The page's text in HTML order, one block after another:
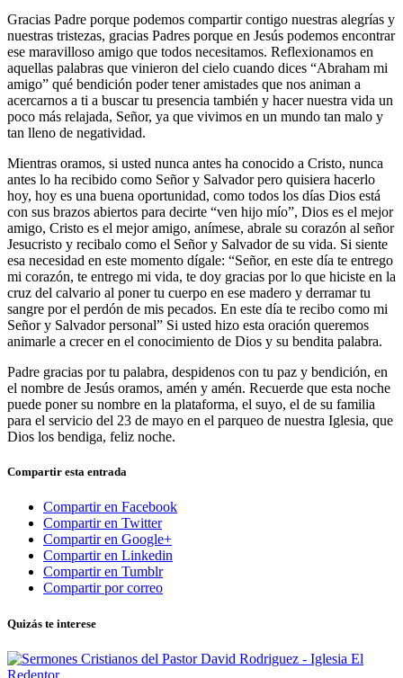
Gracias Padre porque podemos compartir contigo nuestras alegrías y
nuestras tristezas, gracias Padres porque en Jesús podemos encontrar
ese maravilloso amigo que todos necesitamos. Reflexionamos en
aquellas palabras que vinieron del cielo cuando dices “Abraham mi
amigo” qué bendición poder tener amistades que nos animan a
acercarnos a ti a buscar tu presencia también y hacer nuestra vida un
poco más relajada, Señor, ya que vivimos en un mundo tan malo y
tan lleno de negatividad.
Mientras oramos, si usted nunca antes ha conocido a Cristo, nunca
antes lo ha recibido como Señor y Salvador pero quisiera hacerlo
hoy, hoy es una buena oportunidad, como todos los días Dios está
con sus brazos abiertos para decirte “ven hijo mío”, Dios es el mejor
amigo, Cristo es el mejor amigo, anímese, abrale su corazón al señor
Jesucristo y recibalo como el Señor y Salvador de su vida. Si siente
esa necesidad en este momento dígale: “Señor, en este día te entrego
mi corazón, te entrego mi vida, te doy gracias por lo que hiciste en la
cruz del calvario al poner tu cuerpo en ese madero y derramar tu
sangre por el perdón de mis pecados. En este día te recibo como mi
Señor y Salvador personal” Si usted hizo esta oración queremos
animarle a crecer en el conocimiento de Dios y su bendita palabra.
Padre gracias por tu palabra, despidenos con tu paz y bendición, en
el nombre de Jesús oramos, amén y amén. Recuerde que esta noche
puede poner su nombre en la plataforma, el suyo, el de su familia
para el servicio del 23 de mayo en el parqueo de nuestra Iglesia, que
Dios los bendiga, feliz noche.
Compartir esta entrada
Compartir en Facebook
Compartir en Twitter
Compartir en Google+
Compartir en Linkedin
Compartir en Tumblr
Compartir por correo
Quizás te interese